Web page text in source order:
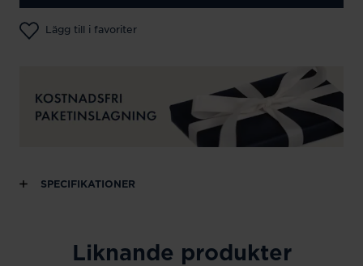
Lägg till i favoriter
SPECIFIKATIONER
Liknande produkter